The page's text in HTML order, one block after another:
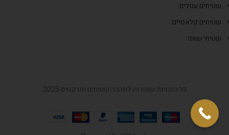
שטיחים עגולים
שטיחים קלאסיים
שטיחי שאגי
כל הזכויות שמורות לסהרה שטיחים ופרקטים 2025